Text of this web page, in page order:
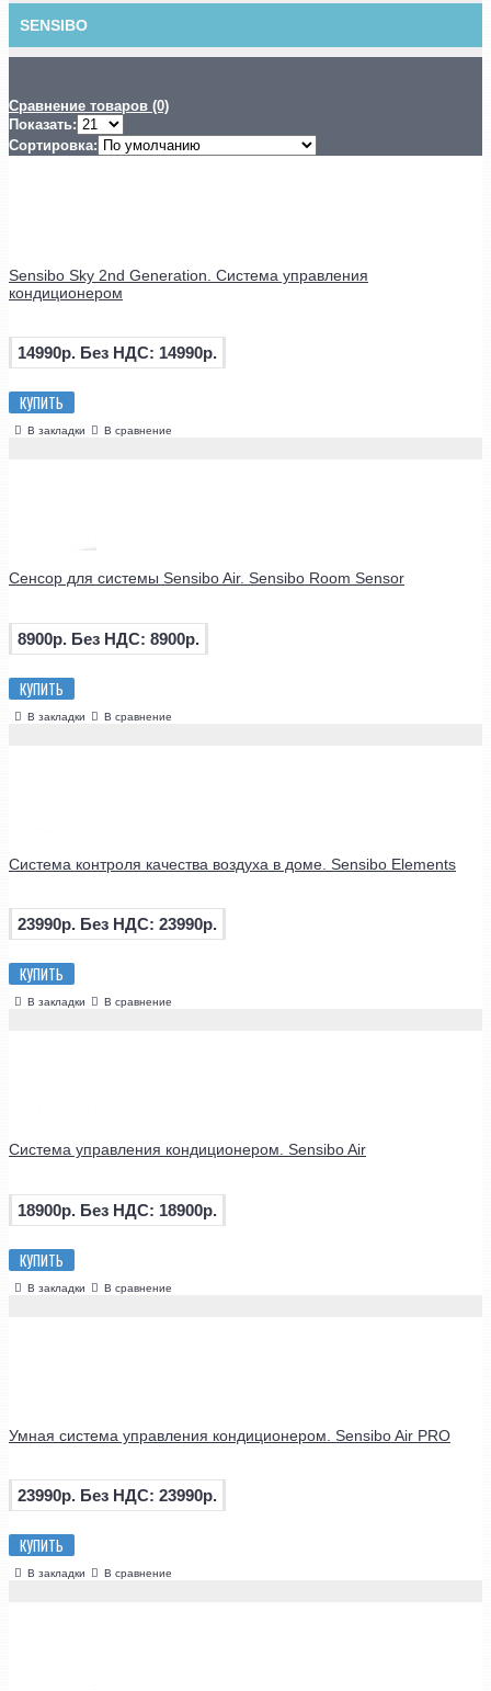
SENSIBO
Сравнение товаров (0)
Показать:
Сортировка:
Sensibo Sky 2nd Generation. Система управления
кондиционером
14990р. Без НДС: 14990р.
КУПИТЬ
В закладки В сравнение
Сенсор для системы Sensibo Air. Sensibo Room Sensor
8900р. Без НДС: 8900р.
КУПИТЬ
В закладки В сравнение
Система контроля качества воздуха в доме. Sensibo Elements
23990р. Без НДС: 23990р.
КУПИТЬ
В закладки В сравнение
Система управления кондиционером. Sensibo Air
18900р. Без НДС: 18900р.
КУПИТЬ
В закладки В сравнение
Умная система управления кондиционером. Sensibo Air PRO
23990р. Без НДС: 23990р.
КУПИТЬ
В закладки В сравнение